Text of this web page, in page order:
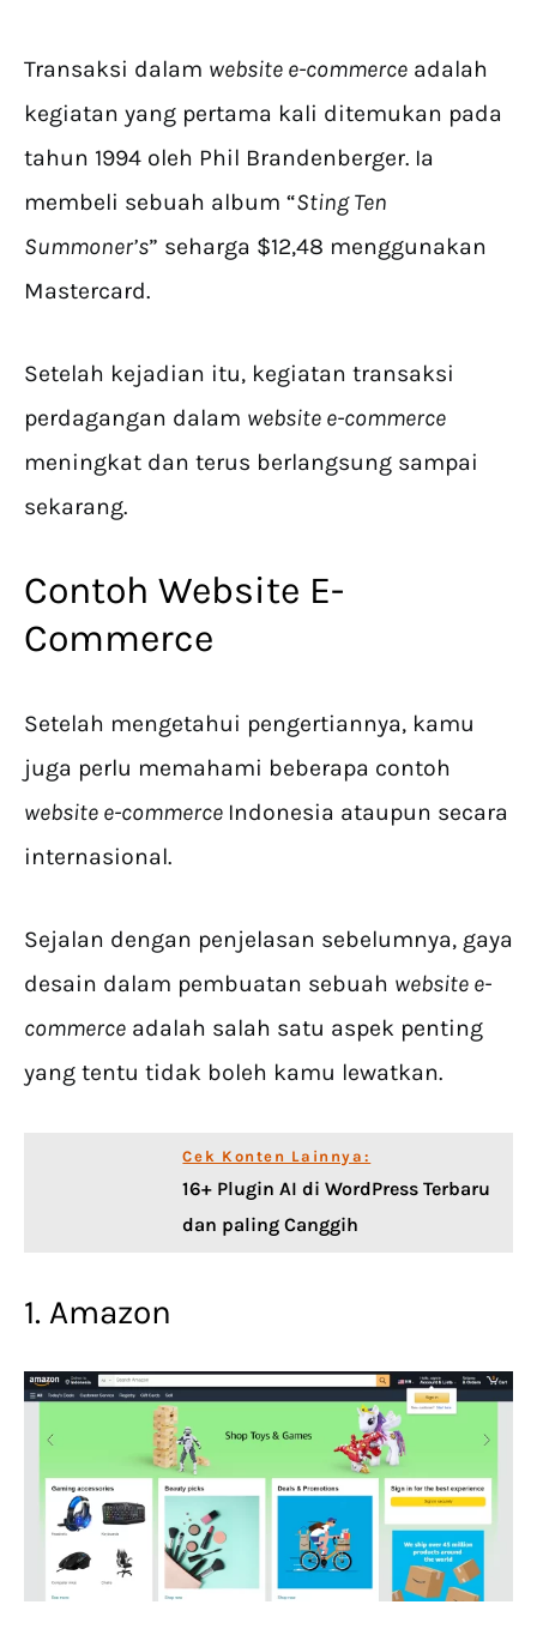
Transaksi dalam website e-commerce adalah
kegiatan yang pertama kali ditemukan pada
tahun 1994 oleh Phil Brandenberger. Ia
membeli sebuah album “Sting Ten
Summoner’s” seharga $12,48 menggunakan
Mastercard.
Setelah kejadian itu, kegiatan transaksi
perdagangan dalam website e-commerce
meningkat dan terus berlangsung sampai
sekarang.
Contoh Website E-
Commerce
Setelah mengetahui pengertiannya, kamu
juga perlu memahami beberapa contoh
website e-commerce Indonesia ataupun secara
internasional.
Sejalan dengan penjelasan sebelumnya, gaya
desain dalam pembuatan sebuah website e-
commerce adalah salah satu aspek penting
yang tentu tidak boleh kamu lewatkan.
Cek Konten Lainnya:
16+ Plugin AI di WordPress Terbaru
dan paling Canggih
1. Amazon